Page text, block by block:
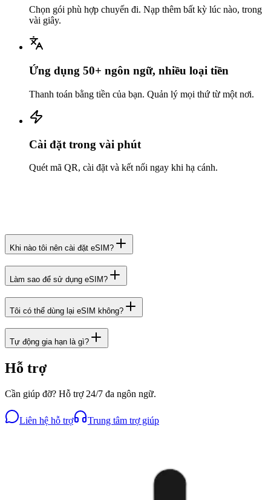
Chọn gói phù hợp chuyến đi. Nạp thêm bất kỳ lúc nào, trong
vài giây.
Ứng dụng 50+ ngôn ngữ, nhiều loại tiền
Thanh toán bằng tiền của bạn. Quản lý mọi thứ từ một nơi.
Cài đặt trong vài phút
Quét mã QR, cài đặt và kết nối ngay khi hạ cánh.
Khi nào tôi nên cài đặt eSIM?
Làm sao để sử dụng eSIM?
Tôi có thể dùng lại eSIM không?
Tự động gia hạn là gì?
Hỗ trợ
Cần giúp đỡ? Hỗ trợ 24/7 đa ngôn ngữ.
Liên hệ hỗ trợ Trung tâm trợ giúp